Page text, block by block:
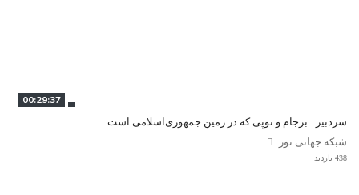
00:29:37
سردبیر : برجام و توپی که در زمین جمهوری‌اسلامی است
شبکه جهانی نور
438 بازدید